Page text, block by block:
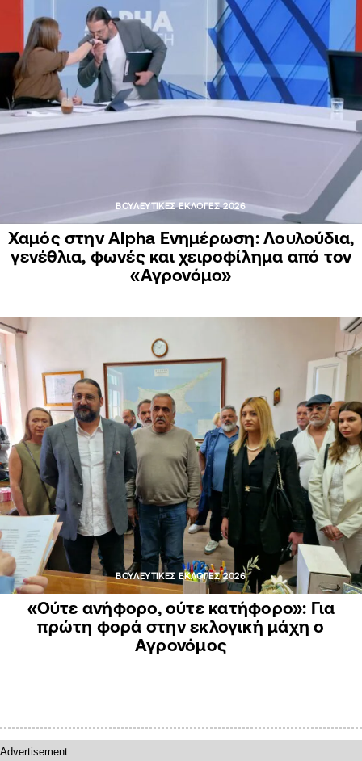
ΒΟΥΛΕΥΤΙΚΕΣ ΕΚΛΟΓΕΣ 2026
Χαμός στην Alpha Ενημέρωση: Λουλούδια,
γενέθλια, φωνές και χειροφίλημα από τον
«Αγρονόμο»
ΒΟΥΛΕΥΤΙΚΕΣ ΕΚΛΟΓΕΣ 2026
«Ούτε ανήφορο, ούτε κατήφορο»: Για
πρώτη φορά στην εκλογική μάχη ο
Αγρονόμος